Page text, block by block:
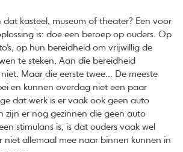
dat kasteel, museum of theater? Een voor
is: doe een beroep op ouders. Op
op hun bereidheid om vrijwillig de
te steken. Aan die bereidheid
Maar die eerste twee... De meeste
en kunnen overdag niet een paar
dat werk is er vaak ook geen auto
zijn er nog gezinnen die geen auto
stimulans is, is dat ouders vaak wel
niet allemaal mee naar binnen kunnen in